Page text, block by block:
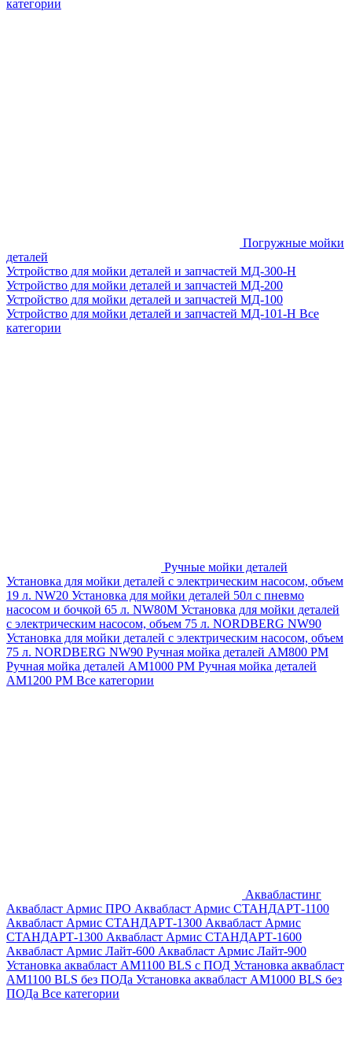
категории
Погружные мойки
деталей
Устройство для мойки деталей и запчастей МД-300-H
Устройство для мойки деталей и запчастей МД-200
Устройство для мойки деталей и запчастей МД-100
Устройство для мойки деталей и запчастей МД-101-Н Все
категории
Ручные мойки деталей
Установка для мойки деталей с электрическим насосом, объем
19 л. NW20 Установка для мойки деталей 50л с пневмо
насосом и бочкой 65 л. NW80M Установка для мойки деталей
с электрическим насосом, объем 75 л. NORDBERG NW90
Установка для мойки деталей с электрическим насосом, объем
75 л. NORDBERG NW90 Ручная мойка деталей АМ800 РМ
Ручная мойка деталей АМ1000 РМ Ручная мойка деталей
АМ1200 РМ Все категории
Аквабластинг
Аквабласт Армис ПРО Аквабласт Армис СТАНДАРТ-1100
Аквабласт Армис СТАНДАРТ-1300 Аквабласт Армис
СТАНДАРТ-1300 Аквабласт Армис СТАНДАРТ-1600
Аквабласт Армис Лайт-600 Аквабласт Армис Лайт-900
Установка аквабласт AM1100 BLS с ПОД Установка аквабласт
AM1100 BLS без ПОДа Установка аквабласт AM1000 BLS без
ПОДа Все категории